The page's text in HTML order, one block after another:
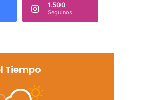
1.500
Seguinos
Tiempo